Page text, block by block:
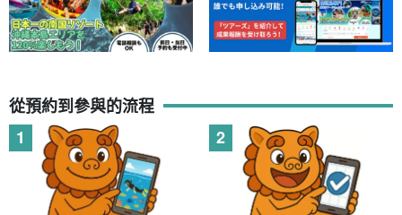
從預約到參與的流程